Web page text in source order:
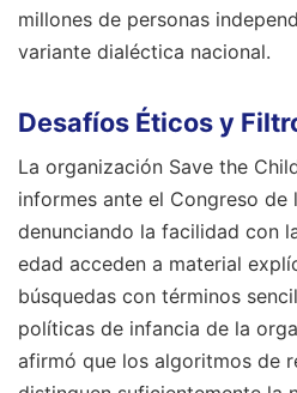
millones de personas
variante dialéctica nacional.
Desafíos Éticos y
La organización Save the
informes ante el Congreso de
denunciando la facilidad con
edad acceden a material
búsquedas con términos
políticas de infancia de la
afirmó que los algoritmos de